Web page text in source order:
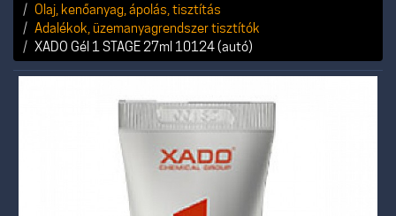
Olaj, kenőanyag, ápolás, tisztítás
Adalékok, üzemanyagrendszer tisztítók
XADO Gél 1 STAGE 27ml 10124 (autó)